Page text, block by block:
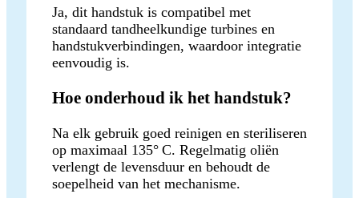
Ja, dit handstuk is compatibel met
standaard tandheelkundige turbines en
handstukverbindingen, waardoor integratie
eenvoudig is.
Hoe onderhoud ik het handstuk?
Na elk gebruik goed reinigen en steriliseren
op maximaal 135° C. Regelmatig oliën
verlengt de levensduur en behoudt de
soepelheid van het mechanisme.